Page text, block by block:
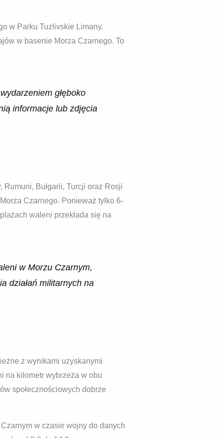
w Parku Tuzlivskie Limany.
w basenie Morza Czarnego. To
głęboko
informacje lub zdjęcia
Bułgarii, Turcji oraz Rosji
Czarnego. Ponieważ tylko 6-
waleni przekłada się na
w Morzu Czarnym,
działań militarnych na
z wynikami uzyskanymi
na kilometr wybrzeża w obu
społecznościowych dobrze
w czasie wojny do danych